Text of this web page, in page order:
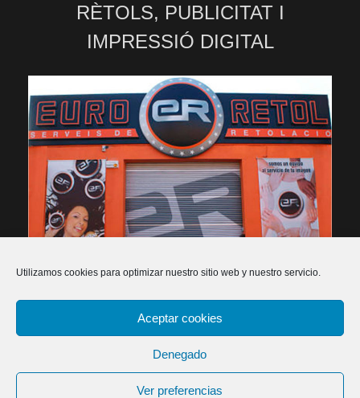
Utilizamos cookies para optimizar nuestro sitio web y nuestro servicio.
Aceptar cookies
Denegado
Ver preferencias
RÈTOLS, PUBLICITAT I
IMPRESSIÓ DIGITAL
2026 Euroretol - Rètols, publicitat i impressió digital -
-Política de cookies